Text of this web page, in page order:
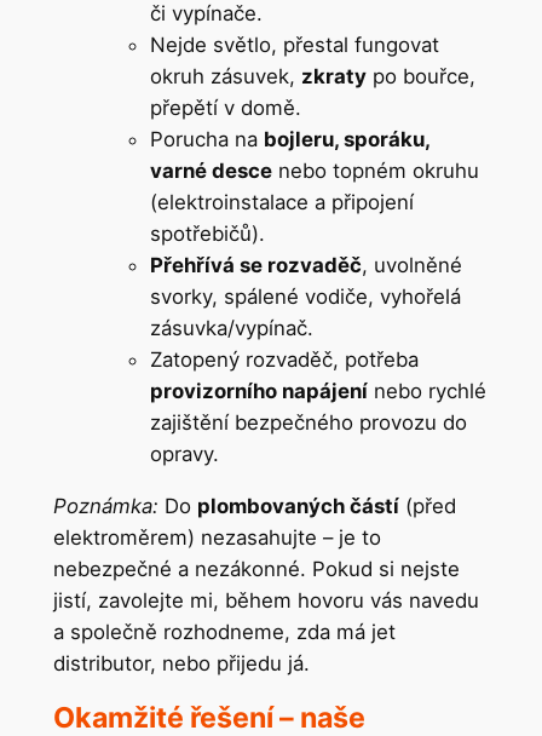
či vypínače.
Nejde světlo, přestal fungovat
okruh zásuvek, zkratypo bouřce,
přepětí v domě.
Porucha na bojleru, sporáku,
varné descenebo topném okruhu
(elektroinstalace a připojení
spotřebičů).
Přehřívá se rozvaděč, uvolněné
svorky, spálené vodiče, vyhořelá
zásuvka/vypínač.
Zatopený rozvaděč, potřeba
provizorního napájenínebo rychlé
zajištění bezpečného provozu do
opravy.
Poznámka: Do plombovaných částí(před
elektroměrem) nezasahujte – je to
nebezpečné a nezákonné. Pokud si nejste
jistí, zavolejte mi, během hovoru vás navedu
a společně rozhodneme, zda má jet
distributor, nebo přijedu já.
Okamžité řešení – naše